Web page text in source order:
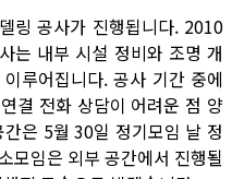
링 공사가 진행됩니다. 2010
는 내부 시설 정비와 조명 개
루어집니다. 공사 기간 중에
결 전화 상담이 어려운 점 양
은 5월 30일 정기모임 날 정
모임은 외부 공간에서 진행될